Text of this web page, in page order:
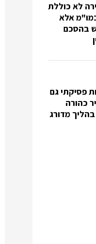
לא כוללת
אלא
בהסכם
פסיקתי גם
כהורה
מדורג